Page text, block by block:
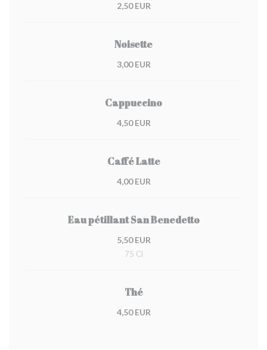
2,50 EUR
Noisette
3,00 EUR
Cappuccino
4,50 EUR
Caffé Latte
4,00 EUR
Eau pétillant San Benedetto
5,50 EUR
75 Cl
Thé
4,50 EUR